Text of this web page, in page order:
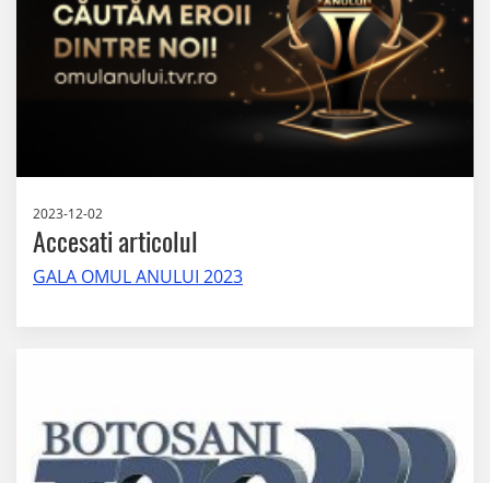
2023-12-02
Accesati articolul
GALA OMUL ANULUI 2023